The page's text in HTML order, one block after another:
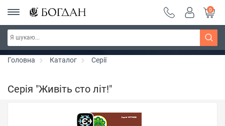
РОЗПРОДАЖ ~ 150 грн ~ 200 грн ~ 250 грн ~
300 грн ~ РОЗПРОДАЖ
Дізнатись більше
0
Головна Каталог Серії
Серія "Живіть сто літ!"